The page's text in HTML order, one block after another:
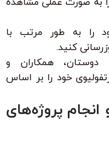
را به طور مرتب با
کنید.
دوستان، همکاران و
خود را بر اساس
انجام پروژه‌های